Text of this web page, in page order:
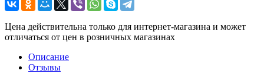
Цена действительна только для интернет-магазина и может
отличаться от цен в розничных магазинах
Описание
Отзывы